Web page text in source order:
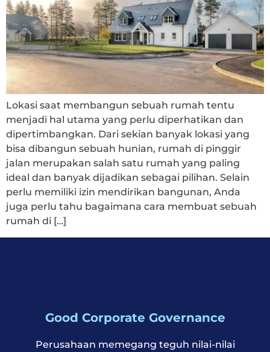
Lokasi saat membangun sebuah rumah tentu
menjadi hal utama yang perlu diperhatikan dan
dipertimbangkan. Dari sekian banyak lokasi yang
bisa dibangun sebuah hunian, rumah di pinggir
jalan merupakan salah satu rumah yang paling
ideal dan banyak dijadikan sebagai pilihan. Selain
perlu memiliki izin mendirikan bangunan, Anda
juga perlu tahu bagaimana cara membuat sebuah
rumah di […]
Good Corporate Governance
Perusahaan memegang teguh nilai-nilai